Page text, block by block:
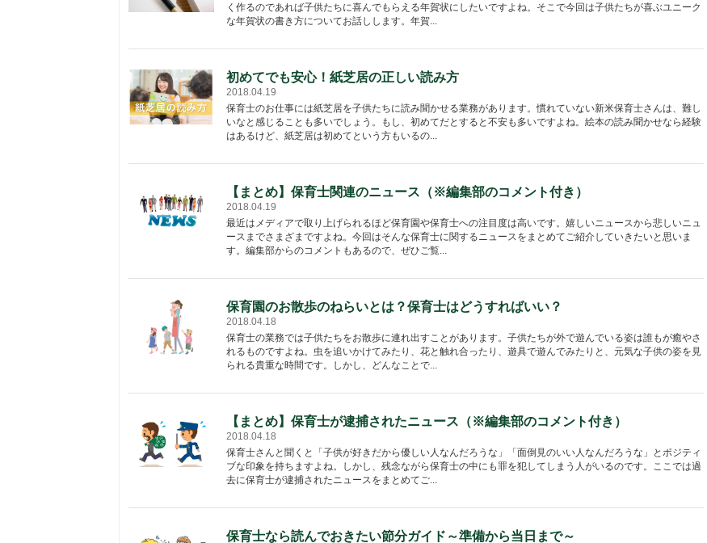
く作るのであれば子供たちに喜んでもらえる年賀状にしたいですよね。そこで今回は子供たちが喜ぶユニーク
な年賀状の書き方についてお話しします。年賀...
初めてでも安心！紙芝居の正しい読み方
2018.04.19
保育士のお仕事には紙芝居を子供たちに読み聞かせる業務があります。慣れていない新米保育士さんは、難し
いなと感じることも多いでしょう。もし、初めてだとすると不安も多いですよね。絵本の読み聞かせなら経験
はあるけど、紙芝居は初めてという方もいるの...
【まとめ】保育士関連のニュース（※編集部のコメント付き）
2018.04.19
最近はメディアで取り上げられるほど保育園や保育士への注目度は高いです。嬉しいニュースから悲しいニュ
ースまでさまざまですよね。今回はそんな保育士に関するニュースをまとめてご紹介していきたいと思いま
す。編集部からのコメントもあるので、ぜひご覧...
保育園のお散歩のねらいとは？保育士はどうすればいい？
2018.04.18
保育士の業務では子供たちをお散歩に連れ出すことがあります。子供たちが外で遊んでいる姿は誰もが癒やさ
れるものですよね。虫を追いかけてみたり、花と触れ合ったり、遊具で遊んでみたりと、元気な子供の姿を見
られる貴重な時間です。しかし、どんなことで...
【まとめ】保育士が逮捕されたニュース（※編集部のコメント付き）
2018.04.18
保育士さんと聞くと「子供が好きだから優しい人なんだろうな」「面倒見のいい人なんだろうな」とポジティ
ブな印象を持ちますよね。しかし、残念ながら保育士の中にも罪を犯してしまう人がいるのです。ここでは過
去に保育士が逮捕されたニュースをまとめてご...
保育士なら読んでおきたい節分ガイド～準備から当日まで～